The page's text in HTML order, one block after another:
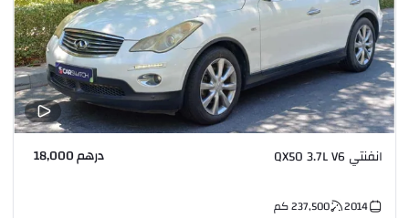
انفنتي QX50 3.7L V6 درهم 18,000
2014
237,500كم